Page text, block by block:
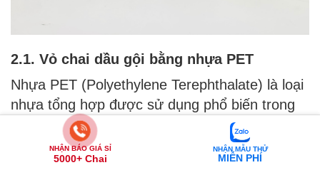
2.1. Vỏ chai dầu gội bằng nhựa PET
Nhựa PET (Polyethylene Terephthalate) là loại
nhựa tổng hợp được sử dụng phổ biến trong
ngành đóng gói. Ưu điểm nổi bật của chai
nhựa PET là có độ trong suốt cao, nhẹ và chịu
va đập tốt. Ngoài ra, loại nhựa này còn có khả
NHẬN BÁO GIÁ SỈ
5000+ Chai
NHẬN MẪU THỬ
MIỄN PHÍ